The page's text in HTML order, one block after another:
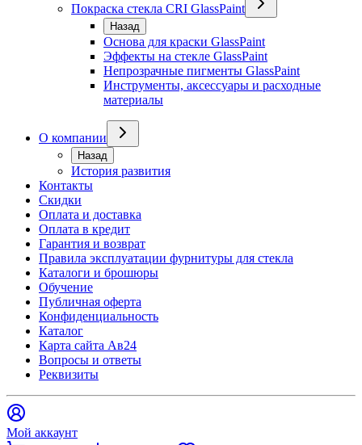
Покраска стекла CRI GlassPaint
Назад
Основа для краски GlassPaint
Эффекты на стекле GlassPaint
Непрозрачные пигменты GlassPaint
Инструменты, аксессуары и расходные
материалы
О компании
Назад
История развития
Контакты
Скидки
Оплата и доставка
Оплата в кредит
Гарантия и возврат
Правила эксплуатации фурнитуры для стекла
Каталоги и брошюры
Обучение
Публичная оферта
Конфиденциальность
Каталог
Карта сайта Ав24
Вопросы и ответы
Реквизиты
Мой аккаунт